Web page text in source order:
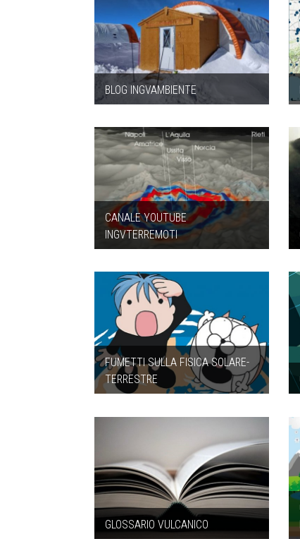
BLOG INGVAMBIENTE
CANALE YOUTUBE
INGVTERREMOTI
FUMETTI SULLA FISICA SOLARE-
TERRESTRE
GLOSSARIO VULCANICO